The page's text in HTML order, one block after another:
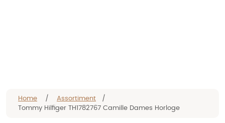
Home / Assortiment
/
Tommy Hilfiger TH1782767 Camille Dames Horloge